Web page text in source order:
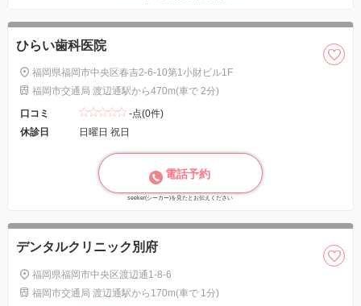
ひらい歯科医院
福岡県福岡市中央区春吉2-6-10第1小財ビル1F
福岡市交通局 渡辺通駅から470m(車で 2分)
口コミ
-点(0件)
休診日
日曜日 祝日
電話予約
seeker(シーカー)を見たとお伝えください
デンタルクリニック別府
福岡県福岡市中央区渡辺通1-8-6
福岡市交通局 渡辺通駅から170m(車で 1分)